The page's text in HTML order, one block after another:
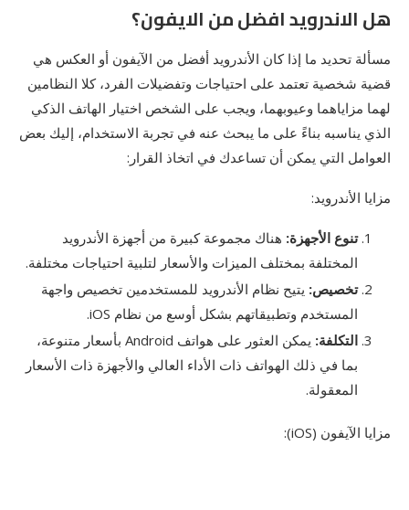
هل الاندرويد افضل من الايفون؟
مسألة تحديد ما إذا كان الأندرويد أفضل من الآيفون أو العكس هي
قضية شخصية تعتمد على احتياجات وتفضيلات الفرد، كلا النظامين
لهما مزاياهما وعيوبهما، ويجب على الشخص اختيار الهاتف الذكي
الذي يناسبه بناءً على ما يبحث عنه في تجربة الاستخدام، إليك بعض
العوامل التي يمكن أن تساعدك في اتخاذ القرار:
مزايا الأندرويد:
تنوع الأجهزة: هناك مجموعة كبيرة من أجهزة الأندرويد
المختلفة بمختلف الميزات والأسعار لتلبية احتياجات مختلفة.
تخصيص: يتيح نظام الأندرويد للمستخدمين تخصيص واجهة
المستخدم وتطبيقاتهم بشكل أوسع من نظام iOS.
التكلفة:
يمكن العثور على هواتف Android بأسعار متنوعة،
بما في ذلك الهواتف ذات الأداء العالي والأجهزة ذات الأسعار
المعقولة.
مزايا الآيفون (iOS):